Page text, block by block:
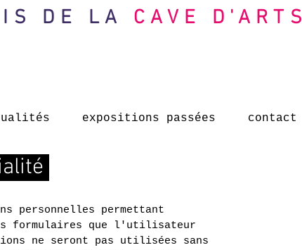
DE LA
CAVE D'ARTS
expositions passées contact
personnelles permettant
formulaires que l'utilisateur
ne seront pas utilisées sans